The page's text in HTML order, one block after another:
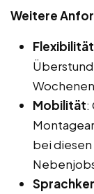
Weitere
Flexibilität
Mobilität:
bei